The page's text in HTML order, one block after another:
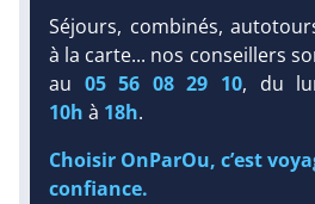
Infos plages :
Dist.Distance:
< 100 m
Long.
190 m
Équipement :
399
Tx:
Diaporama
Séjours, combinés,
à la carte... nos conseillers
au 05 56 08 29 10, du
10h à 18h.
Choisir OnParOu, c’est
confiance.